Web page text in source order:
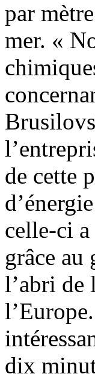
par
mer. «
de cette
celle-ci
grâce au
l’abri de
dix